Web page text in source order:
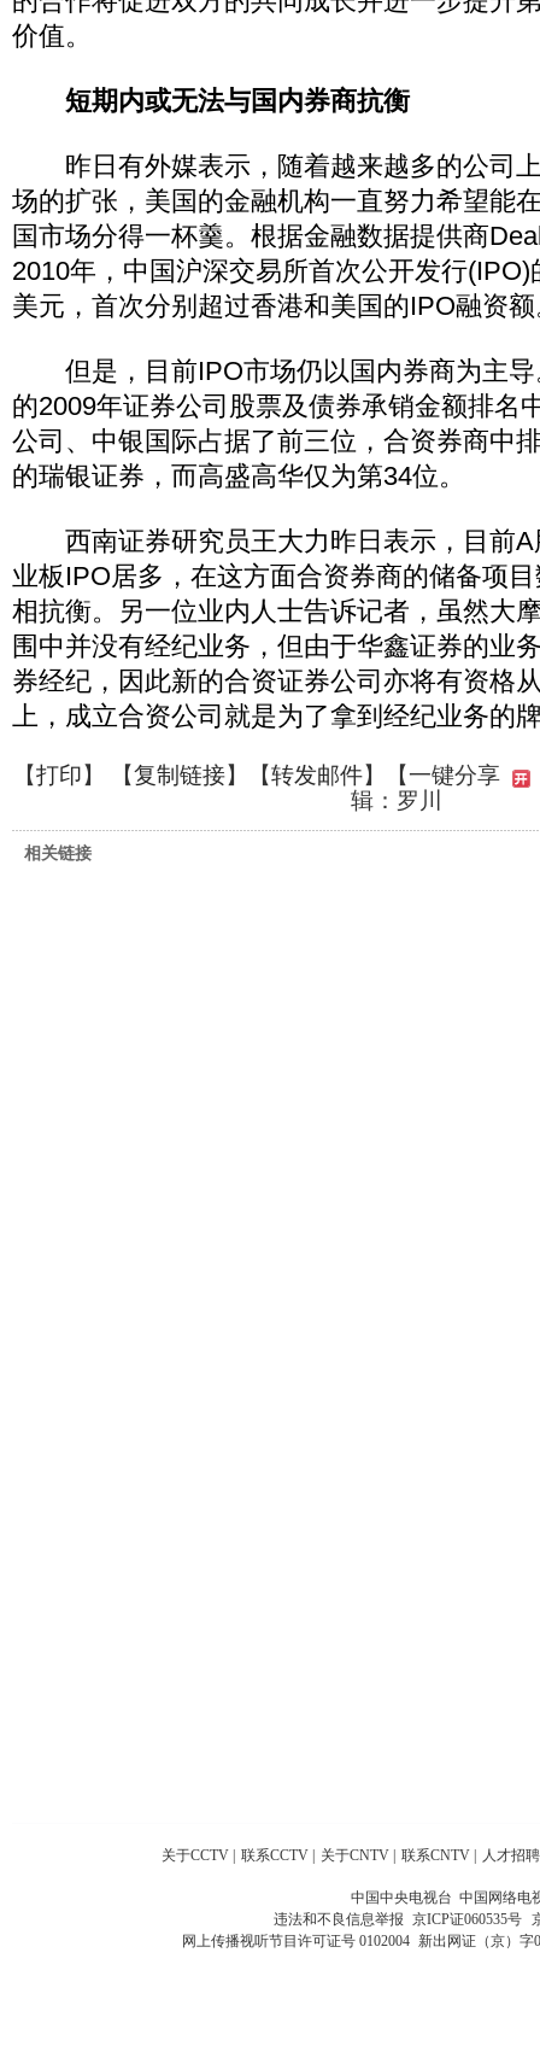
价值。
短期内或无法与国内券商抗衡
昨日有外媒表示，随着越来越多的公司
场的扩张，美国的金融机构一直努力希望能
国市场分得一杯羹。根据金融数据提供商
2010年，中国沪深交易所首次公开发行
美元，首次分别超过香港和美国的IPO融资
但是，目前IPO市场仍以国内券商为主导
的2009年证券公司股票及债券承销金额排名
公司、中银国际占据了前三位，合资券商中
的瑞银证券，而高盛高华仅为第34位。
西南证券研究员王大力昨日表示，目前A
业板IPO居多，在这方面合资券商的储备项
相抗衡。另一位业内人士告诉记者，虽然大
围中并没有经纪业务，但由于华鑫证券的业
券经纪，因此新的合资证券公司亦将有资格
上，成立合资公司就是为了拿到经纪业务的
【打印】 【复制链接】【转发邮件】
【一键分享
辑：罗川
相关链接
关于CCTV 联系CCTV 关于CNTV 联系CNTV 人才招聘
中国中央电视台 中国网络电
违法和不良信息举报 京ICP证060535号
网上传播视听节目许可证号 0102004 新出网证（京）